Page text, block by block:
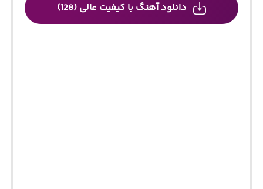
دانلود آهنگ با کیفیت عالی (128)